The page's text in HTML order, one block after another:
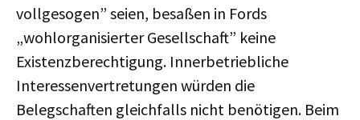
vollgesogen” seien, besaßen in Fords
„wohlorganisierter Gesellschaft” keine
Existenzberechtigung. Innerbetriebliche
Interessenvertretungen würden die
Belegschaften gleichfalls nicht benötigen. Beim